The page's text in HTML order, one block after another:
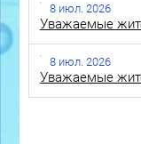
8 июл. 2026
Уважаемые
8 июл. 2026
Уважаемые